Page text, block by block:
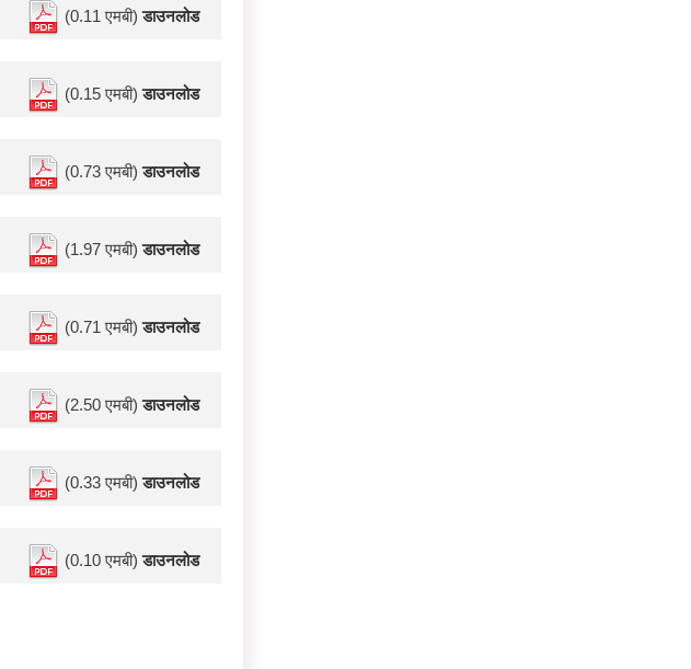
(0.11 एमबी)डाउनलोड
(0.15 एमबी)डाउनलोड
(0.73 एमबी)डाउनलोड
(1.97 एमबी)डाउनलोड
(0.71 एमबी)डाउनलोड
(2.50 एमबी)डाउनलोड
(0.33 एमबी)डाउनलोड
(0.10 एमबी)डाउनलोड